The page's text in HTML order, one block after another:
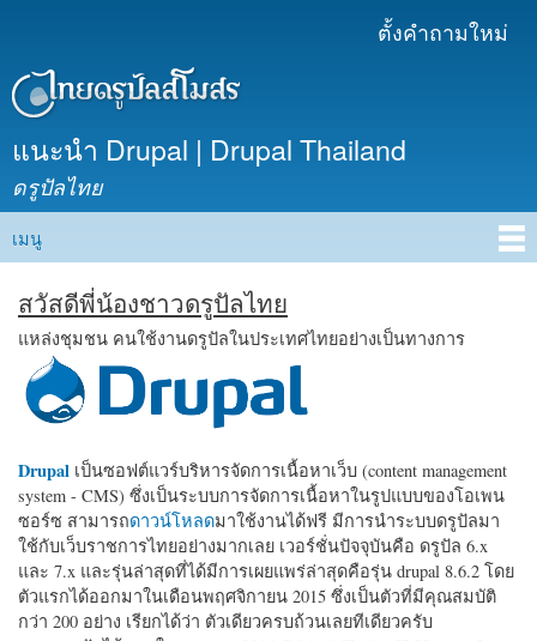
เนื้อหา
ตั้งคำถามใหม่
แนะนำ Drupal | Drupal Thailand
ดรูปัลไทย
Main menu
เมนู
สวัสดีพี่น้องชาวดรูปัลไทย
แหล่งชุมชน คนใช้งานดรูปัลในประเทศไทยอย่างเป็นทางการ
Drupal เป็นซอฟต์แวร์บริหารจัดการเนื้อหาเว็บ (content management
system - CMS) ซึ่งเป็นระบบการจัดการเนื้อหาในรูปแบบของโอเพน
ซอร์ซ สามารถดาวน์โหลดมาใช้งานได้ฟรี มีการนำระบบดรูปัลมา
ใช้กับเว็บราชการไทยอย่างมากเลย เวอร์ชั่นปัจจุบันคือ ดรูปัล 6.x
และ 7.x และรุ่นล่าสุดที่ได้มีการเผยแพร่ล่าสุดคือรุ่น drupal 8.6.2 โดย
ตัวแรกได้ออกมาในเดือนพฤศจิกายน 2015 ซึ่งเป็นตัวที่มีคุณสมบัติ
กว่า 200 อย่าง เรียกได้ว่า ตัวเดียวครบถ้วนเลยทีเดียวครับ